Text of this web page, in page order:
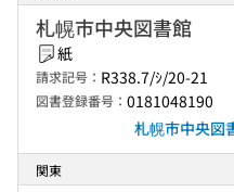
札幌市中央図書館
紙
請求記号： R338.7/ｼ/20-21
図書登録番号： 0181048190
札幌市中央図
関東